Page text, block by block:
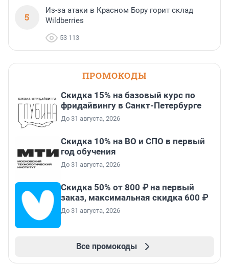
5
Из-за атаки в Красном Бору горит склад
Wildberries
53 113
ПРОМОКОДЫ
Скидка 15% на базовый курс по
фридайвингу в Санкт-Петербурге
До 31 августа, 2026
Скидка 10% на ВО и СПО в первый
год обучения
До 31 августа, 2026
Скидка 50% от 800 ₽ на первый
заказ, максимальная скидка 600 ₽
До 31 августа, 2026
Все промокоды